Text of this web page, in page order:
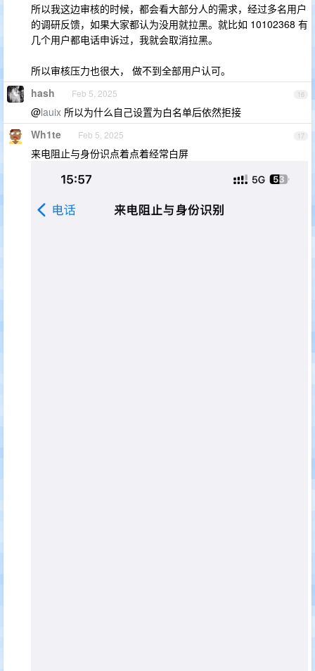
所以我这边审核的时候，都会看大部分人的需求，经过多名用户
的调研反馈，如果大家都认为没用就拉黑。就比如 10102368 有
几个用户都电话申诉过，我就会取消拉黑。
所以审核压力也很大， 做不到全部用户认可。
16
hash Feb 5, 2025
@lauix 所以为什么自己设置为白名单后依然拒接
17
Wh1te Feb 5, 2025
来电阻止与身份识点着点着经常白屏